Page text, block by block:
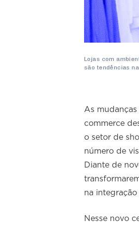
Lojas com
são tendências
As
commerce
o setor de
número de
Diante de
na
Nesse novo